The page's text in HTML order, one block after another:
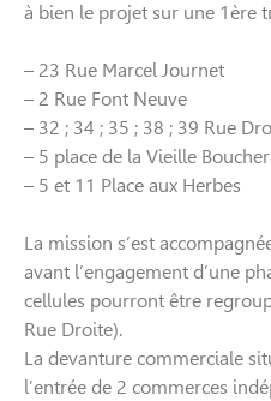
à bien le projet sur une 1ère
– 23 Rue Marcel Journet
– 2 Rue Font Neuve
– 32 ; 34 ; 35 ; 38 ; 39 Rue
– 5 place de la Vieille
– 5 et 11 Place aux Herbes
La mission s’est
avant l’engagement d’une
cellules pourront être
Rue Droite).
La devanture commerciale
l’entrée de 2 commerces